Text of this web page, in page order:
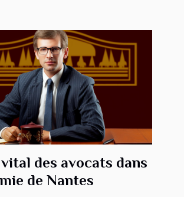
des avocats dans
de Nantes